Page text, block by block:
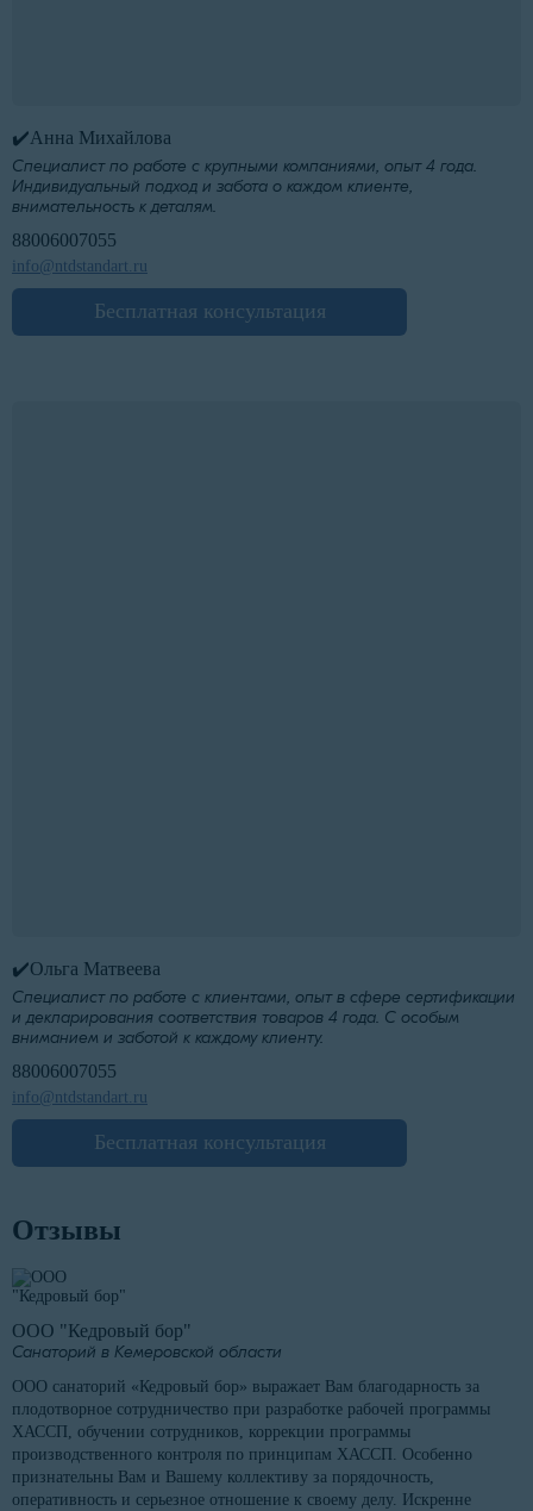
✔️Анна Михайлова
Специалист по работе с крупными компаниями, опыт 4 года.
Индивидуальный подход и забота о каждом клиенте,
внимательность к деталям.
88006007055
info@ntdstandart.ru
Бесплатная консультация
✔️Ольга Матвеева
Специалист по работе с клиентами, опыт в сфере сертификации
и декларирования соответствия товаров 4 года. С особым
вниманием и заботой к каждому клиенту.
88006007055
info@ntdstandart.ru
Бесплатная консультация
Отзывы
ООО "Кедровый бор"
Санаторий в Кемеровской области
ООО санаторий «Кедровый бор» выражает Вам благодарность за
плодотворное сотрудничество при разработке рабочей программы
ХАССП, обучении сотрудников, коррекции программы
производственного контроля по принципам ХАССП. Особенно
признательны Вам и Вашему коллективу за порядочность,
оперативность и серьезное отношение к своему делу. Искренне